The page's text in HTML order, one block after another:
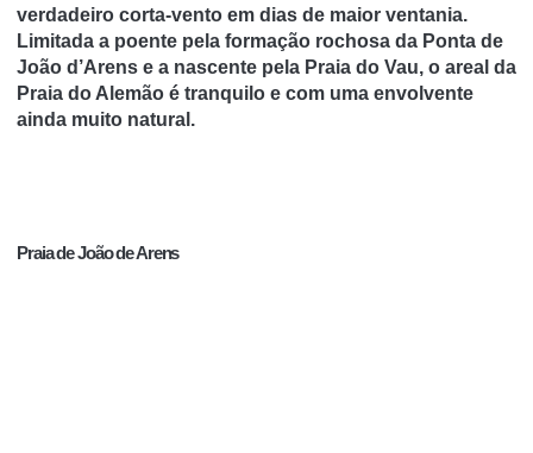
verdadeiro corta-vento em dias de maior ventania.
Limitada a poente pela formação rochosa da Ponta de
João d’Arens e a nascente pela Praia do Vau, o areal da
Praia do Alemão é tranquilo e com uma envolvente
ainda muito natural.
Praia de João de Arens